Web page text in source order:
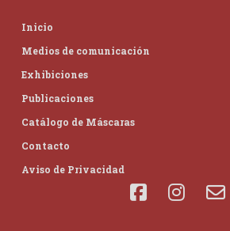
Inicio
Medios de comunicación
Exhibiciones
Publicaciones
Catálogo de Máscaras
Contacto
Aviso de Privacidad